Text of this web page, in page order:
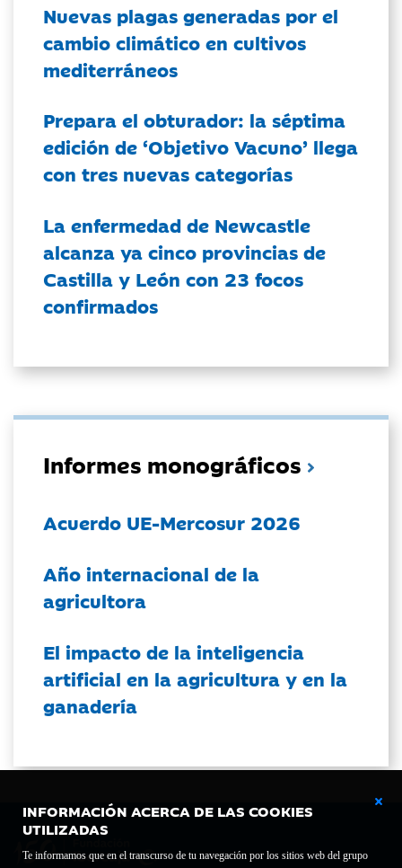
INFORMACIÓN ACERCA DE LAS COOKIES
UTILIZADAS
Te informamos que en el transcurso de tu navegación por los sitios web del grupo
Nuevas plagas generadas por el
cambio climático en cultivos
mediterráneos
Prepara el obturador: la séptima
edición de ‘Objetivo Vacuno’ llega
con tres nuevas categorías
La enfermedad de Newcastle
alcanza ya cinco provincias de
Castilla y León con 23 focos
confirmados
Informes monográficos
Acuerdo UE-Mercosur 2026
Año internacional de la
agricultora
El impacto de la inteligencia
artificial en la agricultura y en la
ganadería